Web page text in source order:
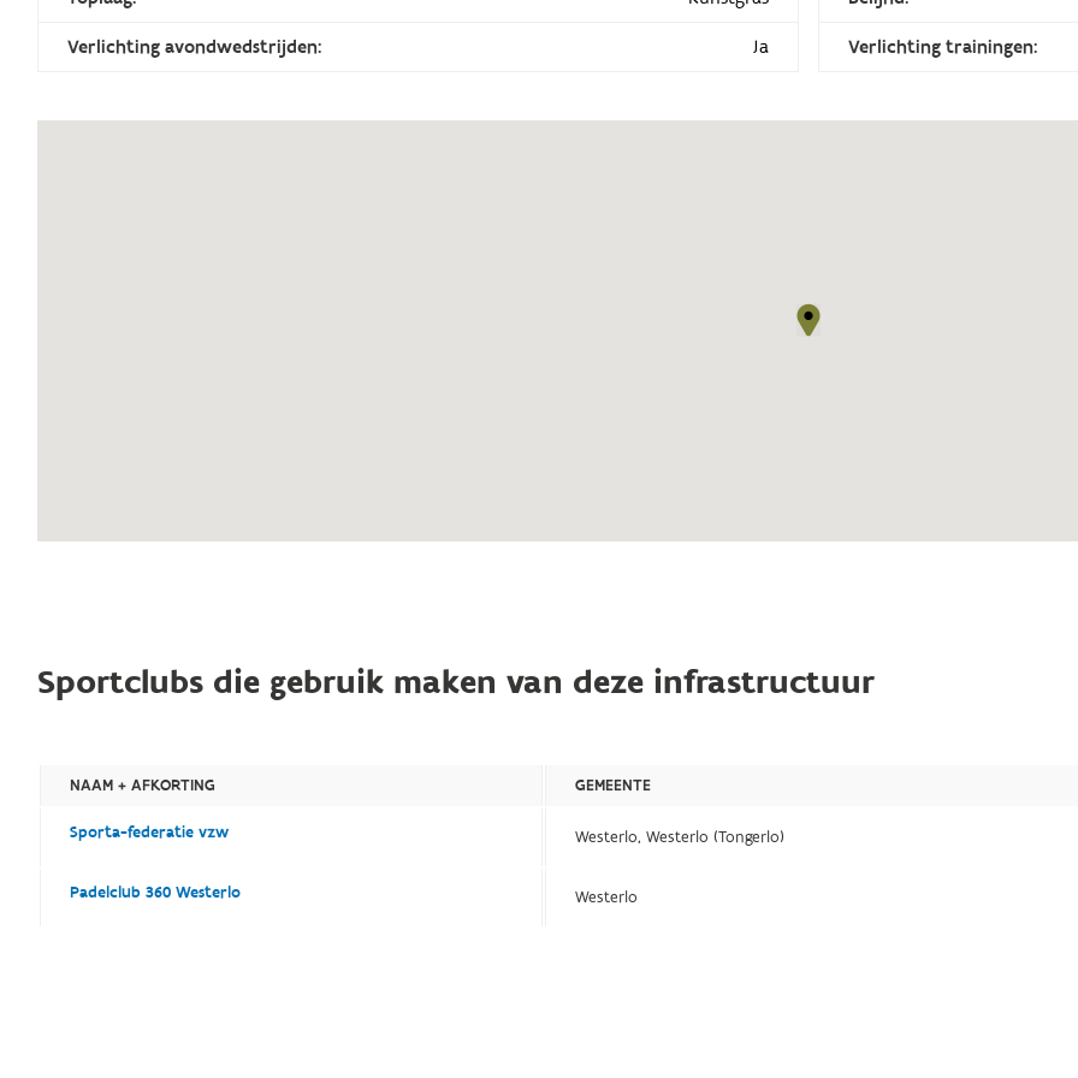
Verlichting avondwedstrijden: Ja Verlichting trainingen:
Sportclubs die gebruik maken van deze infrastructuur
NAAM + AFKORTING GEMEENTE
Sporta-federatie vzw Westerlo, Westerlo (Tongerlo)
Padelclub 360 Westerlo Westerlo